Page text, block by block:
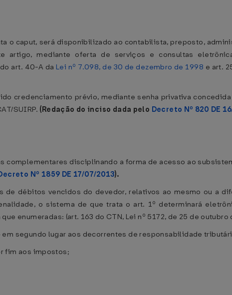
o caput, será disponibilizado ao contabilista, preposto,
mediante oferta de serviços e consultas
art. 40-A da Lei nº 7.098, de 30 de dezembro de 1998 e art.
credenciamento prévio, mediante senha privativa
SUIRP. (Redação do inciso dada pelo Decreto Nº 820 DE
complementares disciplinando a forma de acesso ao
Nº 1859 DE 17/07/2013).
de débitos vencidos do devedor, relativos ao mesmo ou a
o sistema de que trata o art. 1º determinará
enumeradas: (art. 163 do CTN, Lei nº 5172, de 25 de outubro
segundo lugar aos decorrentes de responsabilidade
fim aos impostos;